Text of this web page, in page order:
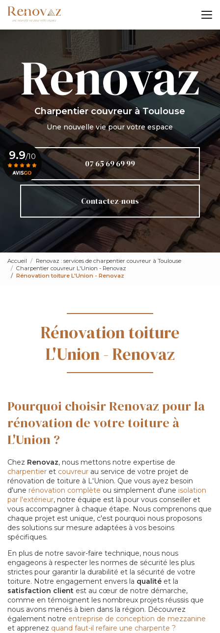
Aller
au
contenu
principal
Charpentier couvreur à Toulouse
Une nouvelle vie pour votre espace
07 65 69 69 99
Contactez-nous
9.9/10
Voir le certificat
Accueil
Renovaz : services de charpentier couvreur à Toulouse
Charpentier couvreur L'Union - Renovaz
Rénovation toiture L'Union - Renovaz
Rénovation toiture
L'Union - Renovaz
Pourquoi choisir Renovaz pour la
rénovation de votre toiture à
L'Union ?
Chez Renovaz, nous mettons notre expertise de
charpentier et couvreur au service de votre projet de
rénovation de toiture à L'Union. Que vous ayez besoin
d'une rénovation complète ou simplement d'une isolation
par l'extérieur, notre équipe est là pour vous conseiller et
vous accompagner à chaque étape. Nous comprenons que
chaque projet est unique, c'est pourquoi nous proposons
des solutions sur mesure adaptées à vos besoins
spécifiques.
En plus de notre savoir-faire technique, nous nous
engageons à respecter les normes de sécurité les plus
strictes pour garantir la durabilité et la sécurité de votre
toiture. Notre engagement envers la qualité et la
satisfaction client est au cœur de notre démarche,
comme en témoignent les nombreux projets réussis que
nous avons menés à bien dans la région. Découvrez
également notre entreprise de conception de mezzanine
et apprenez quand faut-il refaire une charpente ?